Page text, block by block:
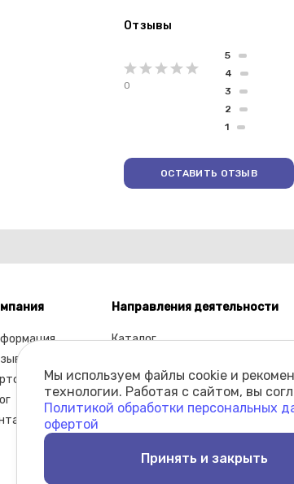
Отзывы
0
1
2
3
4
5
ОСТАВИТЬ ОТЗЫВ
Направления деятельности
Каталог
Мы используем файлы cookie и
технологии. Работая с сайтом, вы
Политикой обработки персональных
офертой
Принять и закрыть